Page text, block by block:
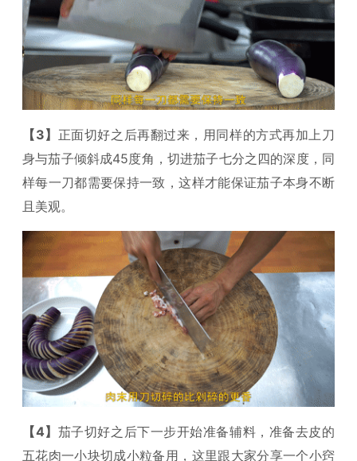
【3】 正面切好之后再翻过来，用同样的方式再加上刀
身与茄子倾斜成45度角，切进茄子七分之四的深度，同
样每一刀都需要保持一致，这样才能保证茄子本身不断
且美观。
【4】 茄子切好之后下一步开始准备辅料，准备去皮的
五花肉一小块切成小粒备用，这里跟大家分享一个小窍